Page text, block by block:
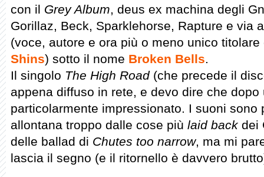
con il Grey Album, deus ex machina degli
Gorillaz, Beck, Sparklehorse, Rapture e via
(voce, autore e ora più o meno unico
Shins) sotto il nome Broken Bells.
Il singolo The High Road(che precede il
appena diffuso in rete, e devo dire che
particolarmente impressionato. I suoni sono
allontana troppo dalle cose più laid back dei
delle ballad di Chutes too narrow, ma mi
lascia il segno (e il ritornello è davvero